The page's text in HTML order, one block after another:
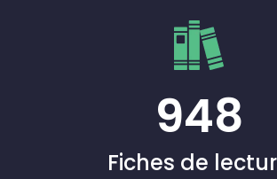
948
Fiches de